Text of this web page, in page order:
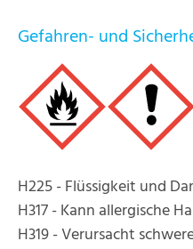
Gefahren- und
H225 - Flüssigkeit und
H317 - Kann allergische
H319 - Verursacht